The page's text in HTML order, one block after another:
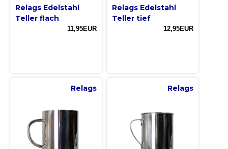
Relags Edelstahl
Teller flach
11,95EUR
Relags Edelstahl
Teller tief
12,95EUR
Relags Relags